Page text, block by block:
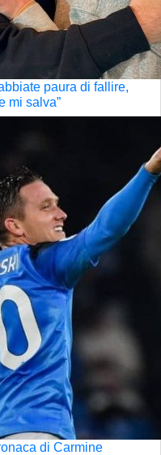
paura di fallire,
mi salva”
di Carmine